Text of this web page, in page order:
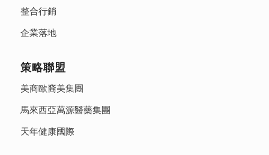
整合行銷
企業落地
策略聯盟
美商歐裔美集團
馬來西亞萬源醫藥集團
天年健康國際